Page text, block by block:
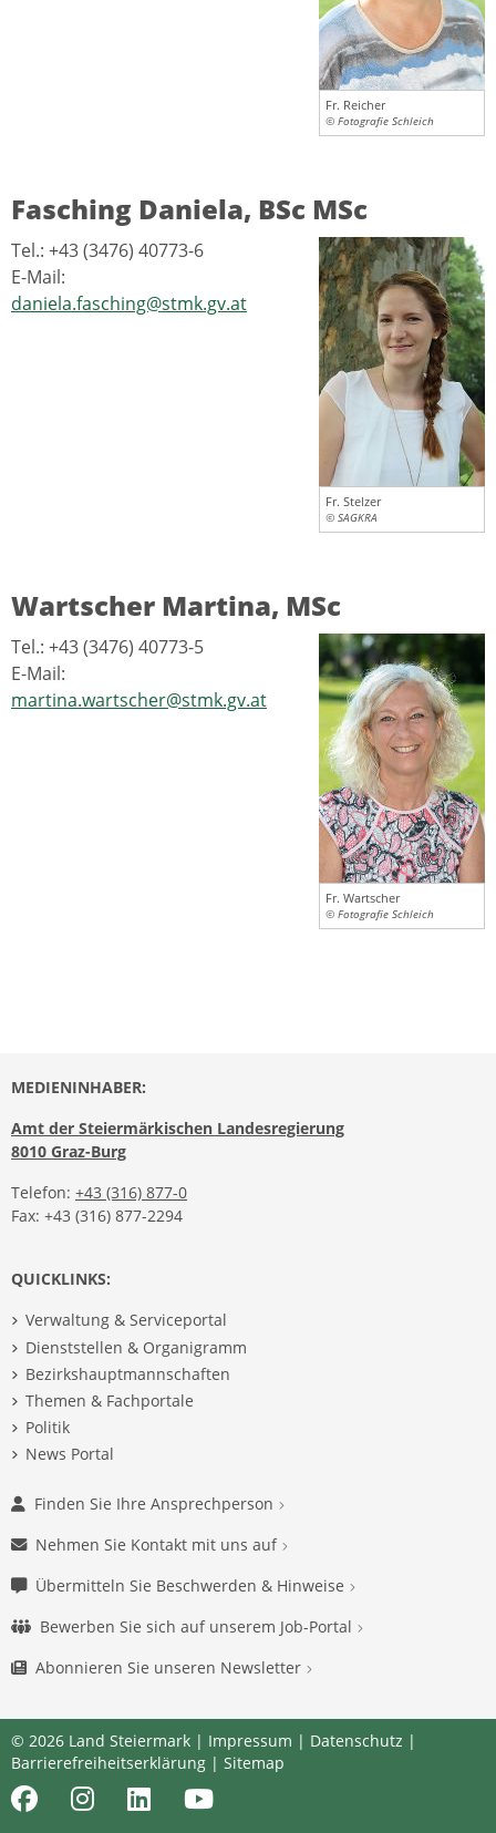
Fr. Reicher
© Fotografie Schleich
Fasching Daniela, BSc MSc
Fr. Stelzer
© SAGKRA
Tel.: +43 (3476) 40773-6
E-Mail:
daniela.fasching@stmk.gv.at
Wartscher Martina, MSc
Fr. Wartscher
© Fotografie Schleich
Tel.: +43 (3476) 40773-5
E-Mail:
martina.wartscher@stmk.gv.at
MEDIENINHABER:
Amt der Steiermärkischen Landesregierung
8010 Graz-Burg
Telefon: +43 (316) 877-0
Fax: +43 (316) 877-2294
QUICKLINKS:
Verwaltung & Serviceportal
Dienststellen & Organigramm
Bezirkshauptmannschaften
Themen & Fachportale
Politik
News Portal
Finden Sie Ihre Ansprechperson
Nehmen Sie Kontakt mit uns auf
Übermitteln Sie Beschwerden & Hinweise
Bewerben Sie sich auf unserem Job-Portal
Abonnieren Sie unseren Newsletter
© 2026 Land Steiermark | Impressum | Datenschutz |
Barrierefreiheitserklärung | Sitemap
FacebookInstagramLinkedInYoutube